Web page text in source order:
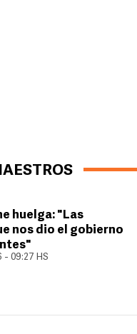
huelga: "Las
nos dio el gobierno
- 09:27 HS